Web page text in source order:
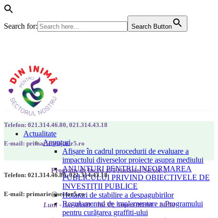
Search for: Search Button
Actualitate
Anunțuri
Afișare în cadrul procedurii de evaluare a
impactului diverselor proiecte asupra mediului
ANUNȚURI PENTRU INFORMAREA
PUBLICULUI PRIVIND OBIECTIVELE DE
INVESTIȚII PUBLICE
Hotarari de stabilire a despagubirilor
Regulamentul de implementare a Programului
pentru curățarea graffiti-ului
Telefon: 021.314.46.80, 021.314.43.18
E-mail: primarie@sector5.ro
Program de lucru al Primăriei Sector 5
Luni - Joi 08:00 - 16:30; Vineri 08:00 - 14:00
Telefon: 021.314.46.80, 021.314.43.18
E-mail: primarie@sector5.ro